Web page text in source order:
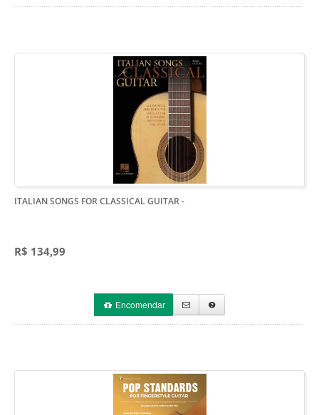
ITALIAN SONGS FOR CLASSICAL GUITAR-
R$ 134,99
Encomendar